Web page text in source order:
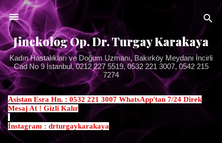
Jinekolog Op. Dr. Turgay Karakaya
Kadın Hastalıkları ve Doğum Uzmanı, Bakırköy Meydanı İncirli
Cad No 9 İstanbul, 0212 227 5519, 0532 221 3007, 0542 215
7274
Asistan Esra Hn. : 0532 221 3007 WhatsApp'tan 7/24 Direk
Mesaj At ! Gizli Kalır
İnstagram : drturgaykarakaya